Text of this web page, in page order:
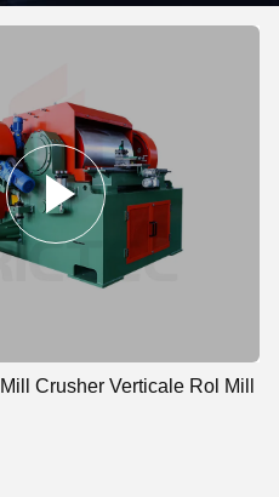
Crusher Verticale Rol Mill